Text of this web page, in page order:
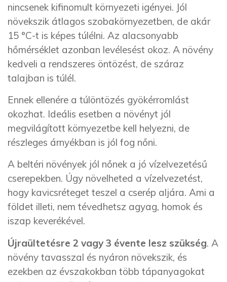
nincsenek kifinomult környezeti igényei. Jól
növekszik átlagos szobakörnyezetben, de akár
15 °C-t is képes túlélni. Az alacsonyabb
hőmérséklet azonban levélesést okoz. A növény
kedveli a rendszeres öntözést, de száraz
talajban is túlél.
Ennek ellenére a túlöntözés gyökérromlást
okozhat. Ideális esetben a növényt jól
megvilágított környezetbe kell helyezni, de
részleges árnyékban is jól fog nőni.
A beltéri növények jól nőnek a jó vízelvezetésű
cserepekben. Úgy növelheted a vízelvezetést,
hogy kavicsréteget teszel a cserép aljára. Ami a
földet illeti, nem tévedhetsz agyag, homok és
iszap keverékével.
Újraültetésre 2 vagy 3 évente lesz szükség. A
növény tavasszal és nyáron növekszik, és
ezekben az évszakokban több tápanyagokat